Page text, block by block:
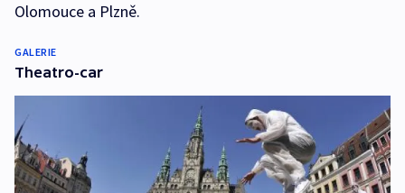
Olomouce a Plzně.
GALERIE
Theatro-car